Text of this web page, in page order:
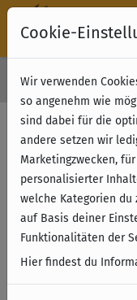
Kostenloser Versand &
Cookie-
Wir verwenden
so angenehm wie
sind dabei für die
andere setzen wir
Marketingzwecken,
personalisierter
welche Kategorien
auf Basis deiner
Funktionalitäten der
Hier findest du